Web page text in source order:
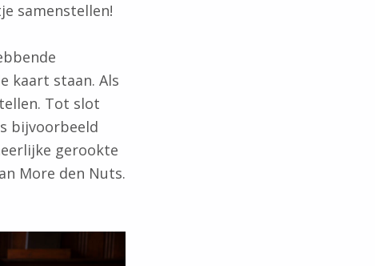
samenstellen!
kaart staan. Als
Tot slot
bijvoorbeeld
gerookte
More den Nuts.